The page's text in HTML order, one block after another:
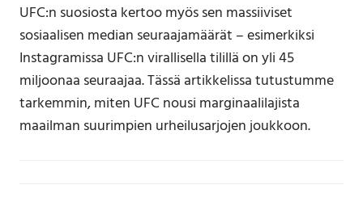
UFC:n suosiosta kertoo myös sen massiiviset
sosiaalisen median seuraajamäärät – esimerkiksi
Instagramissa UFC:n virallisella tilillä on yli 45
miljoonaa seuraajaa. Tässä artikkelissa tutustumme
tarkemmin, miten UFC nousi marginaalilajista
maailman suurimpien urheilusarjojen joukkoon.